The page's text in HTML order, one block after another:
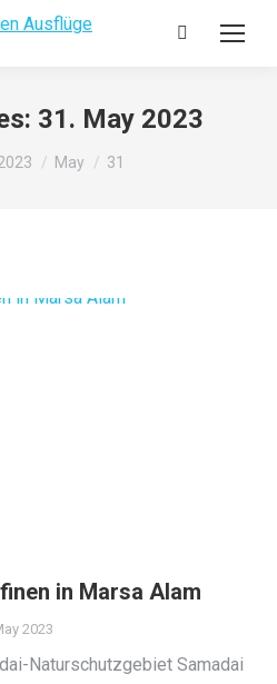
31. May 2023
May 31
in Marsa Alam
2023
Naturschutzgebiet Samadai